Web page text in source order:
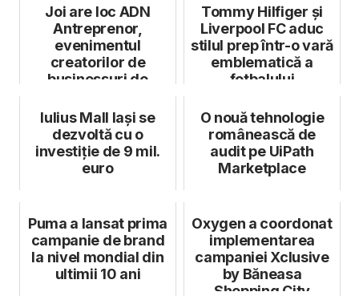
Joi are loc ADN
Antreprenor,
evenimentul
creatorilor de
businessuri de
Tommy Hilfiger și
Liverpool FC aduc
stilul prep într-o vară
emblematică a
fotbalului
Iulius Mall Iași se
dezvoltă cu o
investiție de 9 mil.
euro
O nouă tehnologie
românească de
audit pe UiPath
Marketplace
Puma a lansat prima
campanie de brand
la nivel mondial din
ultimii 10 ani
Oxygen a coordonat
implementarea
campaniei Xclusive
by Băneasa
Shopping City